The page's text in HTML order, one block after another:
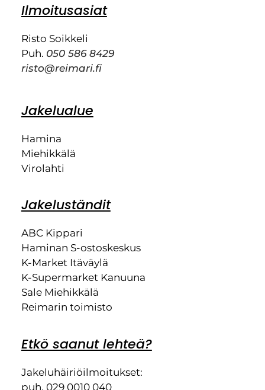
Ilmoitusasiat
Risto Soikkeli
Puh. 050 586 8429
risto@reimari.fi
Jakelualue
Hamina
Miehikkälä
Virolahti
Jakeluständit
ABC Kippari
Haminan S-ostoskeskus
K-Market Itäväylä
K-Supermarket Kanuuna
Sale Miehikkälä
Reimarin toimisto
Etkö saanut lehteä?
Jakeluhäiriöilmoitukset:
puh. 029 0010 040